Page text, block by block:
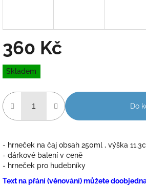
360 Kč
Měrná
cena:
Skladem
Do
- hrneček na čaj obsah 250ml , výška
- dárkové balení v ceně
- hrneček pro hudebníky
Text na přání (věnování) můžete